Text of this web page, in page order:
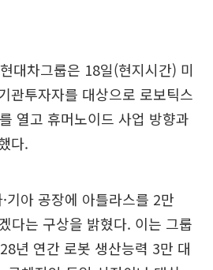
대차그룹은 18일(현지시간) 미
관투자자를 대상으로 로보틱스
열고 휴머노이드 사업 방향과
다.
기아 공장에 아틀라스를 2만
다는 구상을 밝혔다. 이는 그룹
년 연간 로봇 생산능력 3만 대